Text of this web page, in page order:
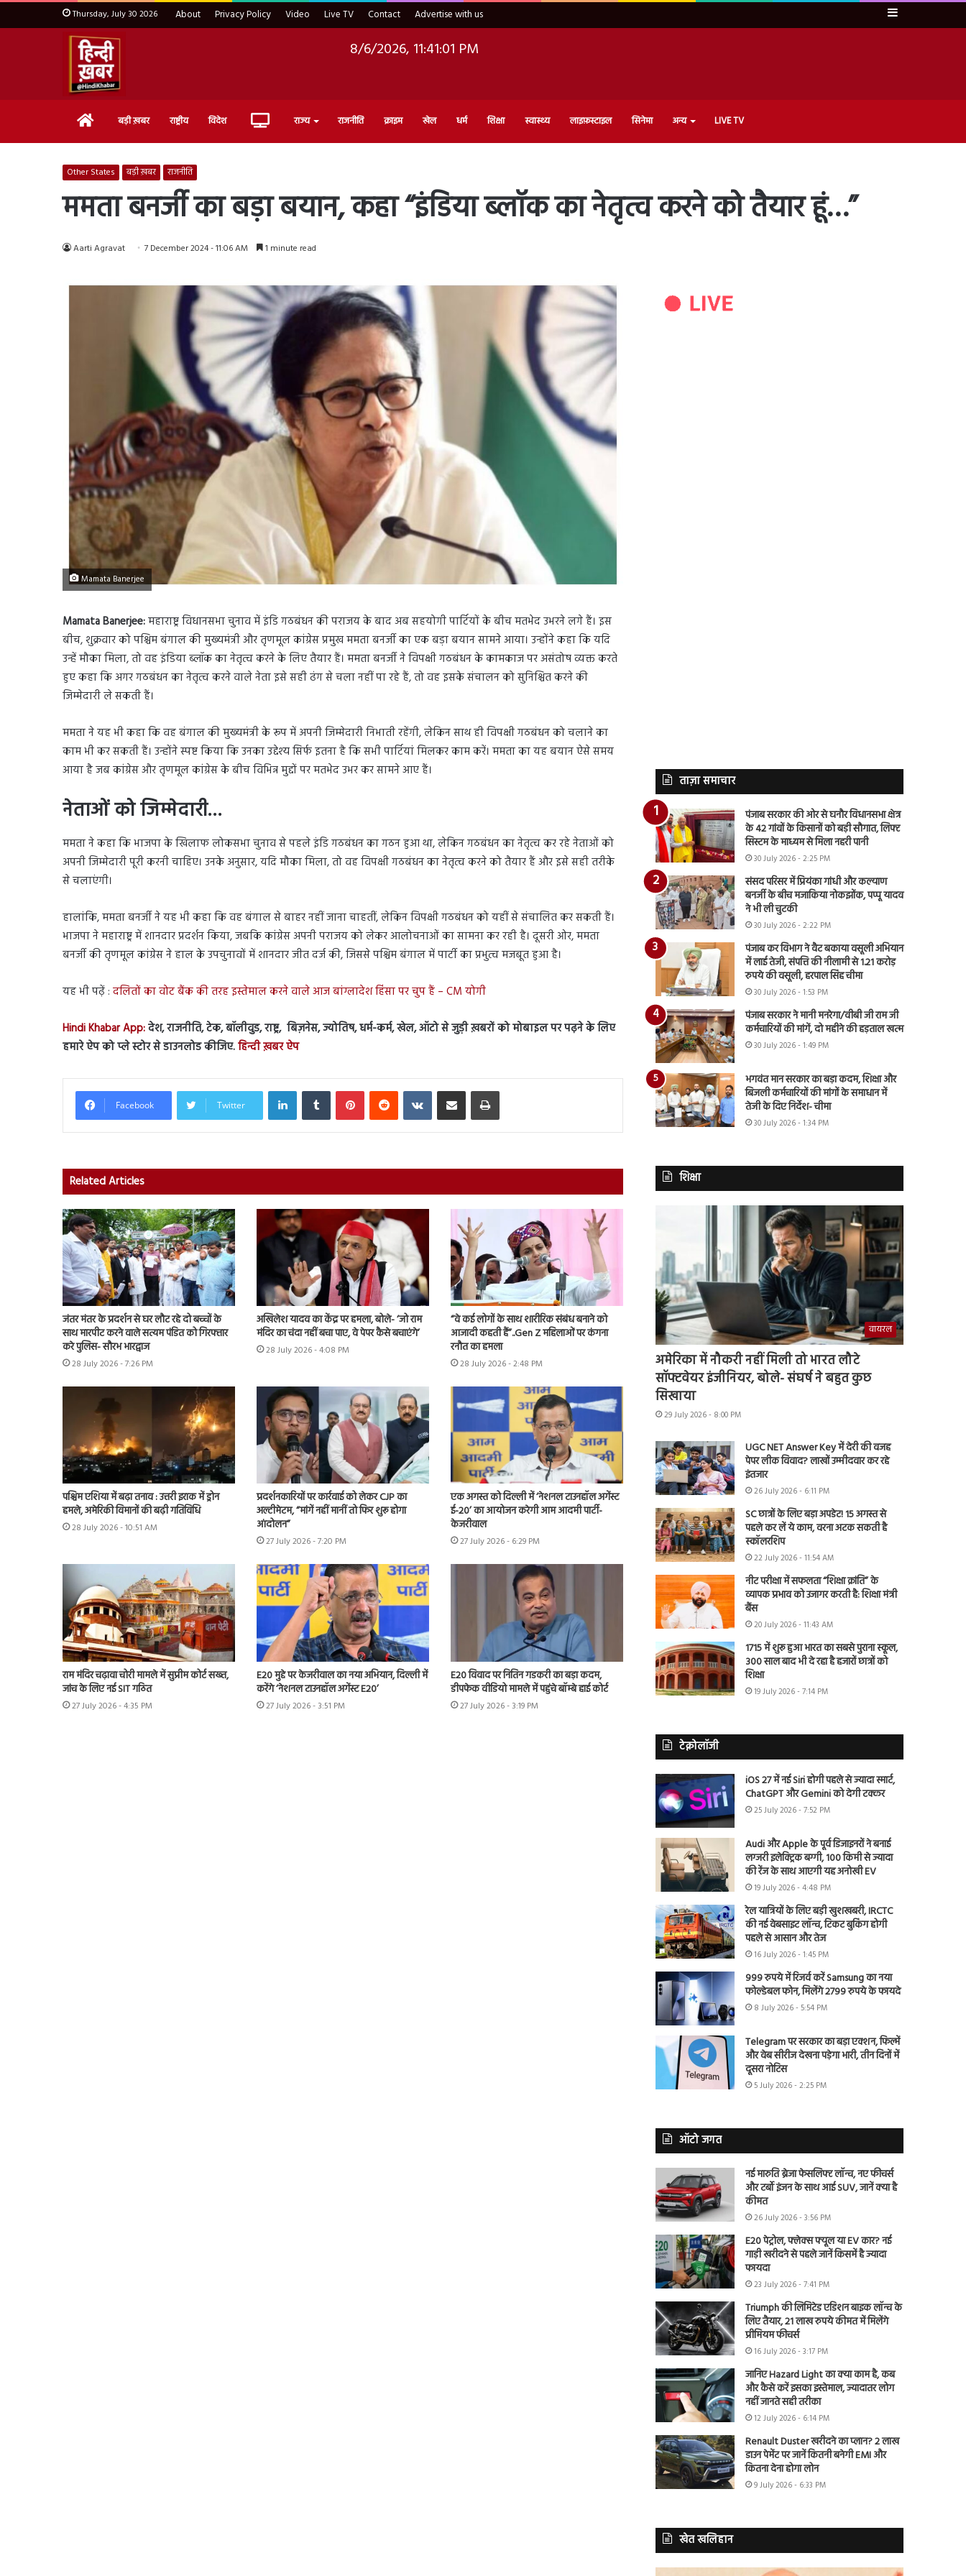
Thursday, July 30 2026 About Privacy Policy Video Live TV Contact Advertise with us Sidebar
8/6/2026, 11:41:03 PM
Home बड़ी ख़बर राष्ट्रीय विदेश Live राज्य राजनीति क्राइम खेल धर्म शिक्षा स्वास्थ्य लाइफ़स्टाइल सिनेमा अन्य LIVE TV
Other States बड़ी ख़बर राजनीति
ममता बनर्जी का बड़ा बयान, कहा “इंडिया ब्लॉक का नेतृत्व करने को तैयार हूं…”
Aarti Agravat 7 December 2024 - 11:06 AM 1 minute read
Mamata Banerjee
Mamata Banerjee:महाराष्ट्र विधानसभा चुनाव में इंडि गठबंधन की पराजय के बाद अब सहयोगी पार्टियों के बीच मतभेद उभरने लगे हैं। इस
बीच, शुक्रवार को पश्चिम बंगाल की मुख्यमंत्री और तृणमूल कांग्रेस प्रमुख ममता बनर्जी का एक बड़ा बयान सामने आया। उन्होंने कहा कि यदि
उन्हें मौका मिला, तो वह इंडिया ब्लॉक का नेतृत्व करने के लिए तैयार हैं। ममता बनर्जी ने विपक्षी गठबंधन के कामकाज पर असंतोष व्यक्त करते
हुए कहा कि अगर गठबंधन का नेतृत्व करने वाले नेता इसे सही ढंग से चला नहीं पा रहे हैं, तो वह इसके संचालन को सुनिश्चित करने की
जिम्मेदारी ले सकती हैं।
ममता ने यह भी कहा कि वह बंगाल की मुख्यमंत्री के रूप में अपनी जिम्मेदारी निभाती रहेंगी, लेकिन साथ ही विपक्षी गठबंधन को चलाने का
काम भी कर सकती हैं। उन्होंने स्पष्ट किया कि उनका उद्देश्य सिर्फ इतना है कि सभी पार्टियां मिलकर काम करें। ममता का यह बयान ऐसे समय
आया है जब कांग्रेस और तृणमूल कांग्रेस के बीच विभिन्न मुद्दों पर मतभेद उभर कर सामने आए हैं।
नेताओं को जिम्मेदारी…
ममता ने कहा कि भाजपा के खिलाफ लोकसभा चुनाव से पहले इंडि गठबंधन का गठन हुआ था, लेकिन गठबंधन का नेतृत्व कर रहे नेताओं को
अपनी जिम्मेदारी पूरी करनी चाहिए। उनके अनुसार, यदि मौका मिला, तो वह विपक्षी गठबंधन का नेतृत्व करने को तैयार हैं और इसे सही तरीके
से चलाएंगी।
हालांकि, ममता बनर्जी ने यह भी कहा कि वह बंगाल से बाहर नहीं जाना चाहतीं, लेकिन विपक्षी गठबंधन को यहीं से संचालित कर सकती हैं।
भाजपा ने महाराष्ट्र में शानदार प्रदर्शन किया, जबकि कांग्रेस अपनी पराजय को लेकर आलोचनाओं का सामना कर रही है। दूसरी ओर, ममता
बनर्जी की तृणमूल कांग्रेस ने हाल के उपचुनावों में शानदार जीत दर्ज की, जिससे पश्चिम बंगाल में पार्टी का प्रभुत्व मजबूत हुआ है।
यह भी पढ़ें : दलितों का वोट बैंक की तरह इस्तेमाल करने वाले आज बांग्लादेश हिंसा पर चुप हैं – CM योगी
Hindi Khabar App:देश, राजनीति, टेक, बॉलीवुड, राष्ट्र, बिज़नेस, ज्योतिष, धर्म-कर्म, खेल, ऑटो से जुड़ी ख़बरों को मोबाइल पर पढ़ने के लिए
हमारे ऐप को प्ले स्टोर से डाउनलोड कीजिए.हिन्दी ख़बर ऐप
Facebook Twitter
LinkedInTumblr PinterestReddit VKontakteShare via Email Print
Related Articles
जंतर मंतर के प्रदर्शन से घर लौट रहे दो बच्चों के
साथ मारपीट करने वाले सत्यम पंडित को गिरफ्तार
करे पुलिस- सौरभ भारद्वाज
28 July 2026 - 7:26 PM
अखिलेश यादव का केंद्र पर हमला, बोले- ‘जो राम
मंदिर का चंदा नहीं बचा पाए, वे पेपर कैसे बचाएंगे’
28 July 2026 - 4:08 PM
“वे कई लोगों के साथ शारीरिक संबंध बनाने को
आजादी कहती हैं”..Gen Z महिलाओं पर कंगना
रनौत का हमला
28 July 2026 - 2:48 PM
पश्चिम एशिया में बढ़ा तनाव : उत्तरी इराक में ड्रोन
हमले, अमेरिकी विमानों की बढ़ी गतिविधि
28 July 2026 - 10:51 AM
प्रदर्शनकारियों पर कार्रवाई को लेकर CJP का
अल्टीमेटम, “मांगें नहीं मानीं तो फिर शुरू होगा
आंदोलन”
27 July 2026 - 7:20 PM
एक अगस्त को दिल्ली में ‘नेशनल टाउनहॉल अगेंस्ट
ई-20’ का आयोजन करेगी आम आदमी पार्टी-
केजरीवाल
27 July 2026 - 6:29 PM
राम मंदिर चढ़ावा चोरी मामले में सुप्रीम कोर्ट सख्त,
जांच के लिए नई SIT गठित
27 July 2026 - 4:35 PM
E20 मुद्दे पर केजरीवाल का नया अभियान, दिल्ली में
करेंगे ‘नेशनल टाउनहॉल अगेंस्ट E20’
27 July 2026 - 3:51 PM
E20 विवाद पर नितिन गडकरी का बड़ा कदम,
डीपफेक वीडियो मामले में पहुंचे बॉम्बे हाई कोर्ट
27 July 2026 - 3:19 PM
ताज़ा समाचार
पंजाब सरकार की ओर से घनौर विधानसभा क्षेत्र
के 42 गांवों के किसानों को बड़ी सौगात, लिफ्ट
सिस्टम के माध्यम से मिला नहरी पानी
30 July 2026 - 2:25 PM
संसद परिसर में प्रियंका गांधी और कल्याण
बनर्जी के बीच मजाकिया नोकझोंक, पप्पू यादव
ने भी ली चुटकी
30 July 2026 - 2:22 PM
पंजाब कर विभाग ने वैट बकाया वसूली अभियान
में लाई तेजी, संपत्ति की नीलामी से 1.21 करोड़
रुपये की वसूली, हरपाल सिंह चीमा
30 July 2026 - 1:53 PM
पंजाब सरकार ने मानी मनरेगा/वीबी जी राम जी
कर्मचारियों की मांगें, दो महीने की हड़ताल खत्म
30 July 2026 - 1:49 PM
भगवंत मान सरकार का बड़ा कदम, शिक्षा और
बिजली कर्मचारियों की मांगों के समाधान में
तेजी के दिए निर्देश- चीमा
30 July 2026 - 1:34 PM
शिक्षा
वायरल
अमेरिका में नौकरी नहीं मिली तो भारत लौटे
सॉफ्टवेयर इंजीनियर, बोले- संघर्ष ने बहुत कुछ
सिखाया
29 July 2026 - 8:00 PM
UGC NET Answer Key में देरी की वजह
पेपर लीक विवाद? लाखों उम्मीदवार कर रहे
इंतजार
26 July 2026 - 6:11 PM
SC छात्रों के लिए बड़ा अपडेट! 15 अगस्त से
पहले कर लें ये काम, वरना अटक सकती है
स्कॉलरशिप
22 July 2026 - 11:54 AM
नीट परीक्षा में सफलता “शिक्षा क्रांति” के
व्यापक प्रभाव को उजागर करती है: शिक्षा मंत्री
बैंस
20 July 2026 - 11:43 AM
1715 में शुरू हुआ भारत का सबसे पुराना स्कूल,
300 साल बाद भी दे रहा है हजारों छात्रों को
शिक्षा
19 July 2026 - 7:14 PM
टेक्नोलॉजी
iOS 27 में नई Siri होगी पहले से ज्यादा स्मार्ट,
ChatGPT और Gemini को देगी टक्कर
25 July 2026 - 7:52 PM
Audi और Apple के पूर्व डिजाइनरों ने बनाई
लग्जरी इलेक्ट्रिक बग्गी, 100 किमी से ज्यादा
की रेंज के साथ आएगी यह अनोखी EV
19 July 2026 - 4:48 PM
रेल यात्रियों के लिए बड़ी खुशखबरी, IRCTC
की नई वेबसाइट लॉन्च, टिकट बुकिंग होगी
पहले से आसान और तेज
16 July 2026 - 1:45 PM
999 रुपये में रिजर्व करें Samsung का नया
फोल्डेबल फोन, मिलेंगे 2799 रुपये के फायदे
8 July 2026 - 5:54 PM
Telegram पर सरकार का बड़ा एक्शन, फिल्में
और वेब सीरीज देखना पड़ेगा भारी, तीन दिनों में
दूसरा नोटिस
5 July 2026 - 2:25 PM
ऑटो जगत
नई मारुति ब्रेजा फेसलिफ्ट लॉन्च, नए फीचर्स
और टर्बो इंजन के साथ आई SUV, जानें क्या है
कीमत
26 July 2026 - 3:56 PM
E20 पेट्रोल, फ्लेक्स फ्यूल या EV कार? नई
गाड़ी खरीदने से पहले जानें किसमें है ज्यादा
फायदा
23 July 2026 - 7:41 PM
Triumph की लिमिटेड एडिशन बाइक लॉन्च के
लिए तैयार, 21 लाख रुपये कीमत में मिलेंगे
प्रीमियम फीचर्स
16 July 2026 - 3:17 PM
जानिए Hazard Light का क्या काम है, कब
और कैसे करें इसका इस्तेमाल, ज्यादातर लोग
नहीं जानते सही तरीका
12 July 2026 - 6:14 PM
Renault Duster खरीदने का प्लान? 2 लाख
डाउन पेमेंट पर जानें कितनी बनेगी EMI और
कितना देना होगा लोन
9 July 2026 - 6:33 PM
खेत खलिहान